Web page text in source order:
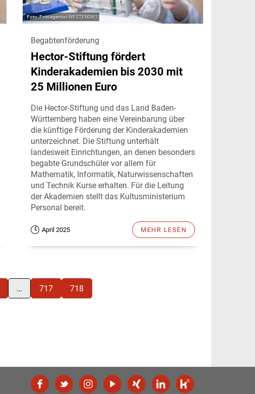
Fotoagentur WESTEND61
Begabtenförderung
Hector-Stiftung fördert
Kinderakademien bis 2030 mit
25 Millionen Euro
Die Hector-Stiftung und das Land Baden-
Württemberg haben eine Vereinbarung über
die künftige Förderung der Kinderakademien
unterzeichnet. Die Stiftung unterhält
landesweit Einrichtungen, an denen besonders
begabte Grundschüler vor allem für
Mathematik, Informatik, Naturwissenschaften
und Technik Kurse erhalten. Für die Leitung
der Akademien stellt das Kultusministerium
Personal bereit.
April 2025 MEHR LESEN
… 717 718